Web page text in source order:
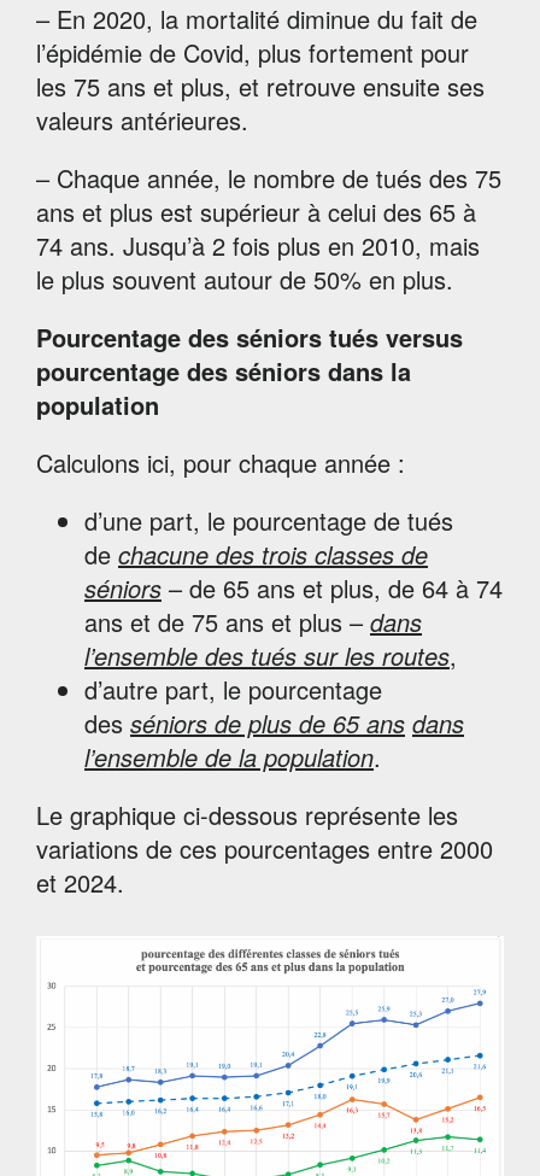
– En 2020, la mortalité diminue du fait de
l’épidémie de Covid, plus fortement pour
les 75 ans et plus, et retrouve ensuite ses
valeurs antérieures.
– Chaque année, le nombre de tués des 75
ans et plus est supérieur à celui des 65 à
74 ans. Jusqu’à 2 fois plus en 2010, mais
le plus souvent autour de 50% en plus.
Pourcentage des séniors tués versus
pourcentage des séniors dans la
population
Calculons ici, pour chaque année :
d’une part, le pourcentage de tués
de chacune des trois classes de
séniors – de 65 ans et plus, de 64 à 74
ans et de 75 ans et plus – dans
l’ensemble des tués sur les routes,
d’autre part, le pourcentage
des séniors de plus de 65 ans dans
l’ensemble de la population.
Le graphique ci-dessous représente les
variations de ces pourcentages entre 2000
et 2024.